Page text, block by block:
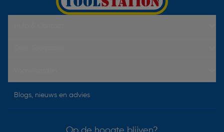
Blogs, nieuws en advies